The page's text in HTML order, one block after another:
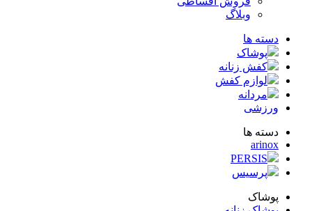
ها
پوشاک
کفش زنانه
لوازم کفش
مردانه
ها
PERSIS
پرسیس